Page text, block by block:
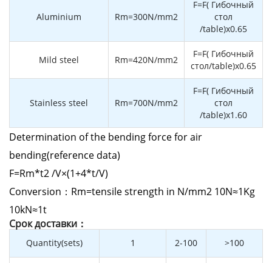
Aluminium Rm=300N/mm2
F=F( Гибочный
стол
/table)x0.65
Mild steel Rm=420N/mm2
F=F( Гибочный
стол/table)x0.65
Stainless steel Rm=700N/mm2
F=F( Гибочный
стол
/table)x1.60
Determination of the bending force for air
bending(reference data)
F=Rm*t2 /V×(1+4*t/V)
Conversion：Rm=tensile strength in N/mm2 10N≈1Kg
10kN≈1t
Cрок доставки：
Quantity(sets) 1 2-100 >100